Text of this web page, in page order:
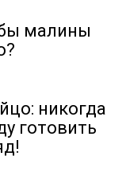
малины
никогда
готовить